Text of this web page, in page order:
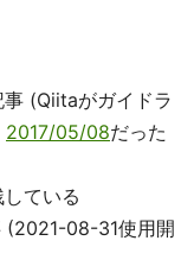
(Qiitaがガイドラ
2017/05/08だった
ている
(2021-08-31使用開